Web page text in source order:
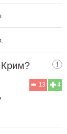
Крим?
4
13